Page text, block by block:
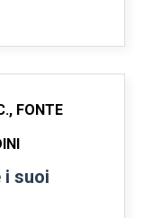
FONTE
i suoi